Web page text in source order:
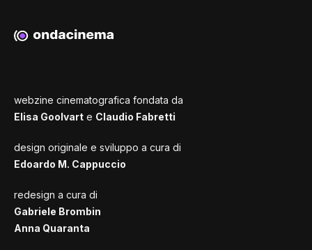
webzine cinematografica fondata da
Elisa Goolvart e Claudio Fabretti
design originale e sviluppo a cura di
Edoardo M. Cappuccio
redesign a cura di
Gabriele Brombin
Anna Quaranta